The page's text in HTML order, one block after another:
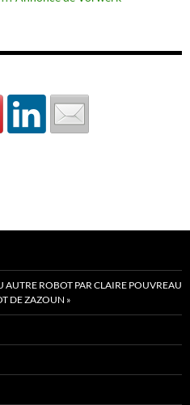
ROBOT PAR CLAIRE POUVREAU
DE ZAZOUN »